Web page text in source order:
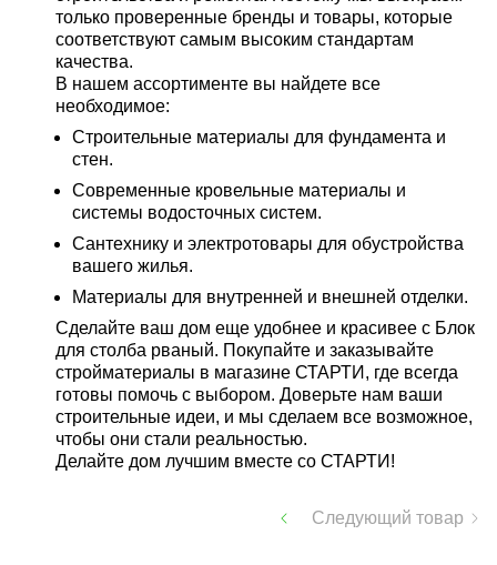
только проверенные бренды и товары, которые
соответствуют самым высоким стандартам
качества.
В нашем ассортименте вы найдете все
необходимое:
Строительные материалы для фундамента и
стен.
Современные кровельные материалы и
системы водосточных систем.
Сантехнику и электротовары для обустройства
вашего жилья.
Материалы для внутренней и внешней отделки.
Сделайте ваш дом еще удобнее и красивее с Блок
для столба рваный. Покупайте и заказывайте
стройматериалы в магазине СТАРТИ, где всегда
готовы помочь с выбором. Доверьте нам ваши
строительные идеи, и мы сделаем все возможное,
чтобы они стали реальностью.
Делайте дом лучшим вместе со СТАРТИ!
Следующий товар